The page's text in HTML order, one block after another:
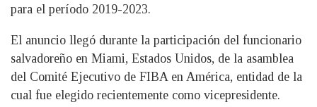
para el período 2019-2023.
El anuncio llegó durante la participación del funcionario
salvadoreño en Miami, Estados Unidos, de la asamblea
del Comité Ejecutivo de FIBA en América, entidad de la
cual fue elegido recientemente como vicepresidente.